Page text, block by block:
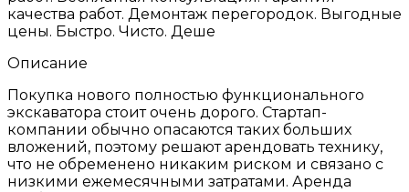
качества работ. Демонтаж перегородок. Выгодные
цены. Быстро. Чисто. Деше
Описание
Покупка нового полностью функционального
экскаватора стоит очень дорого. Стартап-
компании обычно опасаются таких больших
вложений, поэтому решают арендовать технику,
что не обременено никаким риском и связано с
низкими ежемесячными затратами. Аренда